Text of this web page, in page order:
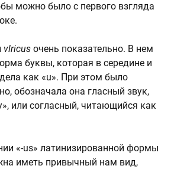
можно было с первого взгляда
vlricus очень показательно. В нем
буквы, которая в середине и
как «u». При этом было
обозначала она гласный звук,
или согласный, читающийся как
«-us» латинизированной формы
иметь привычный нам вид,